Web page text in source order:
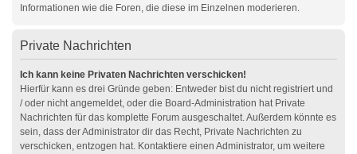
Informationen wie die Foren, die diese im Einzelnen moderieren.
Private Nachrichten
Ich kann keine Privaten Nachrichten verschicken!
Hierfür kann es drei Gründe geben: Entweder bist du nicht registriert und
/ oder nicht angemeldet, oder die Board-Administration hat Private
Nachrichten für das komplette Forum ausgeschaltet. Außerdem könnte es
sein, dass der Administrator dir das Recht, Private Nachrichten zu
verschicken, entzogen hat. Kontaktiere einen Administrator, um weitere